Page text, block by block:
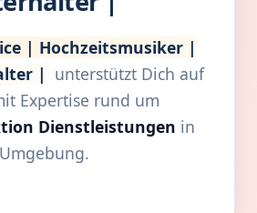
| Hochzeitsmusiker |
| unterstützt Dich auf
Expertise rund um
Dienstleistungen in